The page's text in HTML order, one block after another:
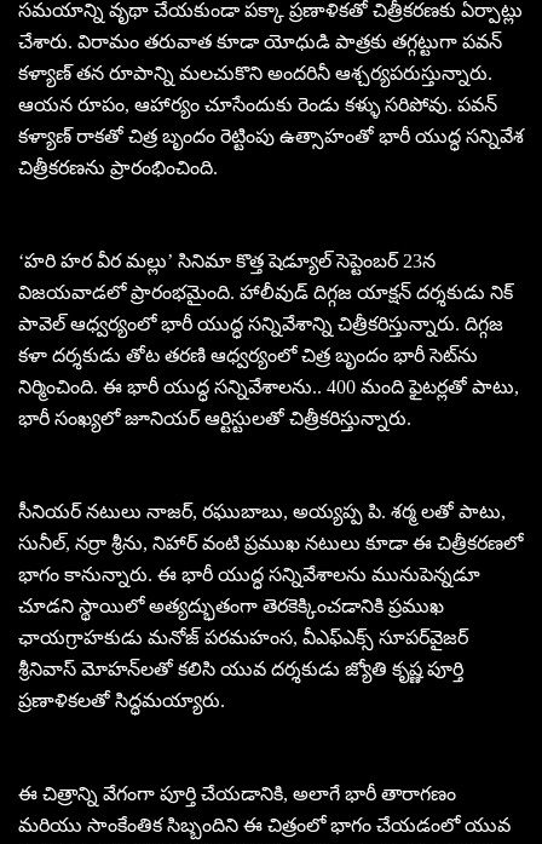
సమయాన్ని వృథా చేయకుండా పక్కా ప్రణాళికతో చిత్రీకరణకు ఏర్పాట్లు
చేశారు. విరామం తరువాత కూడా యోధుడి పాత్రకు తగ్గట్టుగా పవన్
కళ్యాణ్ తన రూపాన్ని మలచుకొని అందరినీ ఆశ్చర్యపరుస్తున్నారు.
ఆయన రూపం, ఆహార్యం చూసేందుకు రెండు కళ్ళు సరిపోవు. పవన్
కళ్యాణ్ రాకతో చిత్ర బృందం రెట్టింపు ఉత్సాహంతో భారీ యుద్ధ సన్నివేశ
చిత్రీకరణను ప్రారంభించింది.
‘హరి హర వీర మల్లు’ సినిమా కొత్త షెడ్యూల్‌ సెప్టెంబర్‌ 23న
విజయవాడలో ప్రారంభమైంది. హాలీవుడ్ దిగ్గజ యాక్షన్ దర్శకుడు నిక్
పావెల్ ఆధ్వర్యంలో భారీ యుద్ధ సన్నివేశాన్ని చిత్రీకరిస్తున్నారు. దిగ్గజ
కళా దర్శకుడు తోట తరణి ఆధ్వర్యంలో చిత్ర బృందం భారీ సెట్‌ను
నిర్మించింది. ఈ భారీ యుద్ధ సన్నివేశాలను.. 400 మంది ఫైటర్లతో పాటు,
భారీ సంఖ్యలో జూనియర్ ఆర్టిస్టులతో చిత్రీకరిస్తున్నారు.
సీనియర్ నటులు నాజర్, రఘుబాబు, అయ్యప్ప పి. శర్మ లతో పాటు,
సునీల్, నర్రా శ్రీను, నిహార్ వంటి ప్రముఖ నటులు కూడా ఈ చిత్రీకరణలో
భాగం కానున్నారు. ఈ భారీ యుద్ధ సన్నివేశాలను మునుపెన్నడూ
చూడని స్థాయిలో అత్యద్భుతంగా తెరకెక్కించడానికి ప్రముఖ
ఛాయగ్రాహకుడు మనోజ్ పరమహంస, వీఎఫ్ఎక్స్ సూపర్‌వైజర్
శ్రీనివాస్ మోహన్‌లతో కలిసి యువ దర్శకుడు జ్యోతి కృష్ణ పూర్తి
ప్రణాళికలతో సిద్ధమయ్యారు.
ఈ చిత్రాన్ని వేగంగా పూర్తి చేయడానికి, అలాగే భారీ తారాగణం
మరియు సాంకేంతిక సిబ్బందిని ఈ చిత్రంలో భాగం చేయడంలో యువ